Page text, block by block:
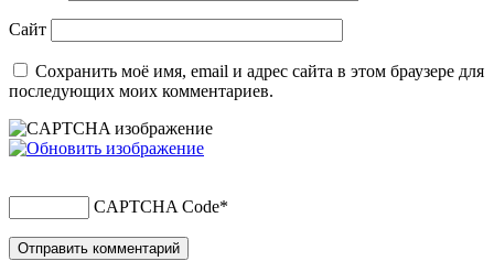
Сайт
Сохранить моё имя, email и адрес сайта в этом браузере для
последующих моих комментариев.
CAPTCHA Code*